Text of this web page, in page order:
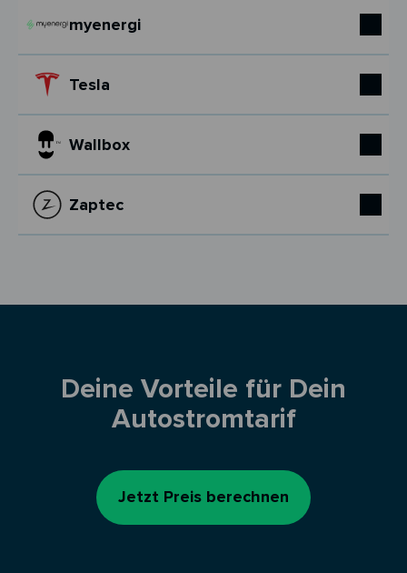
myenergi
Tesla
Wallbox
Zaptec
Deine Vorteile für Dein
Autostromtarif
Jetzt Preis berechnen